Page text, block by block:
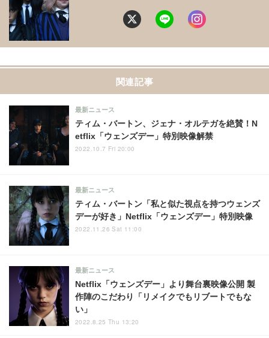
関連記事
ティム・バートン、ジェナ・オルテガを絶賛！N
etflix「ウェンズデー」特別映像解禁
最新ニュース
2022.10.7 Fri 20:00
ティム・バートン「私と似た視点を持つウェンズ
デーが好き」Netflix「ウェンズデー」特別映像
最新ニュース
2022.11.26 Sat 11:00
Netflix「ウェンズデー」より舞台裏映像公開 製
作陣のこだわり「リメイクでもリブートでもな
い」
最新ニュース
2022.8.25 Thu 13:20